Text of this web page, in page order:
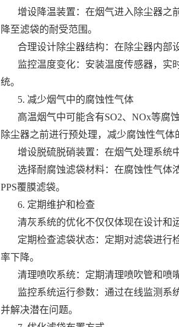
增设降温装置：在烟气进入除尘器之
降至滤袋的耐受范围。
合理设计除尘器结构：在除尘器内部
监控温度变化：安装温度传感器，实
统。
5. 减少烟气中的腐蚀性气体
高温烟气中可能含有SO2、NOx等腐
除尘器之前进行预处理，减少腐蚀性气体
增设脱硫脱硝装置：在烟气处理系统
选择耐腐蚀滤袋材料：在腐蚀性气体
PPS覆膜滤袋。
6. 定期维护和检查
清灰系统的优化不仅仅体现在设计和
定期检查滤袋状态：定期对滤袋进行
率下降。
清理喷吹系统：定期清理喷吹管和喷
监控系统运行参数：通过在线监测系
并解决潜在问题。